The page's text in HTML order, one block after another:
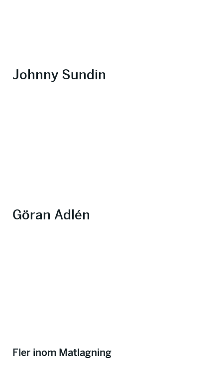
Johnny Sundin
Göran Adlén
Fler inom Matlagning